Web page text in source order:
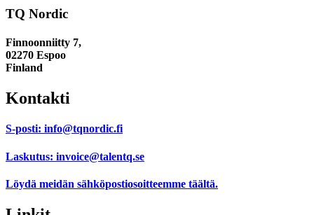
TQ Nordic
Finnoonniitty 7,
02270 Espoo
Finland
Kontakti
S-posti: info@tqnordic.fi
Laskutus: invoice@talentq.se
Löydä meidän sähköpostiosoitteemme täältä.